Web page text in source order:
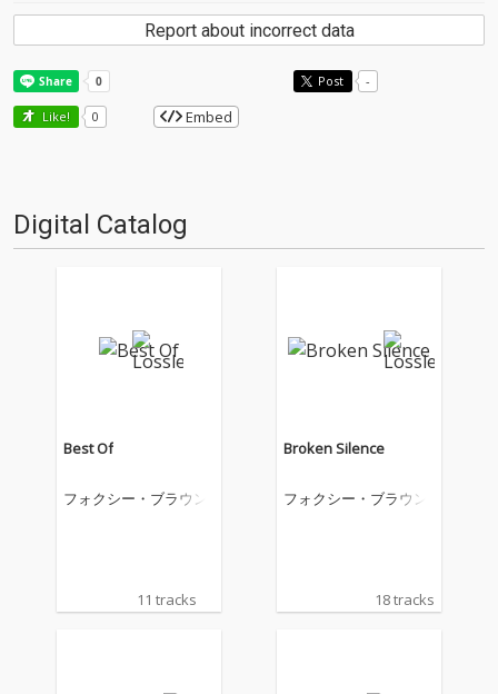
Report about incorrect data
Post -
Like! 0 Embed
Digital Catalog
Best Of
フォクシー・ブラウン
11 tracks
Broken Silence
フォクシー・ブラウン
18 tracks